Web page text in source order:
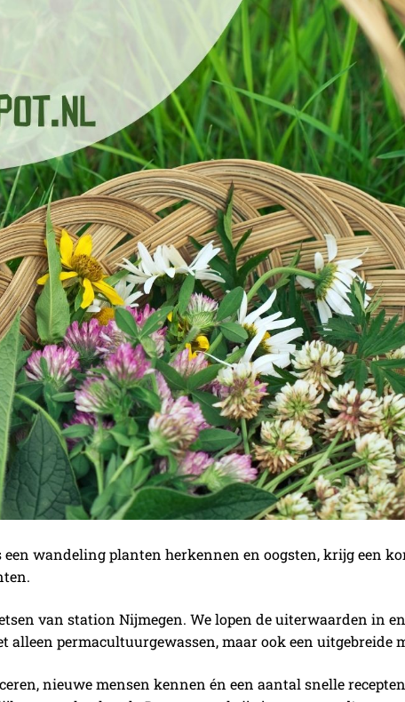
een wandeling planten herkennen en oogsten, krijg een
van station Nijmegen. We lopen de uiterwaarden in
alleen permacultuurgewassen, maar ook een uitgebreide
nieuwe mensen kennen én een aantal snelle